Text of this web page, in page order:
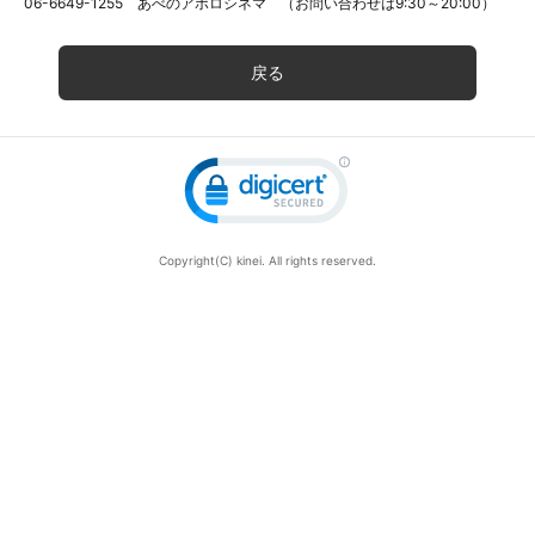
戻る
Copyright(C) kinei. All rights reserved.